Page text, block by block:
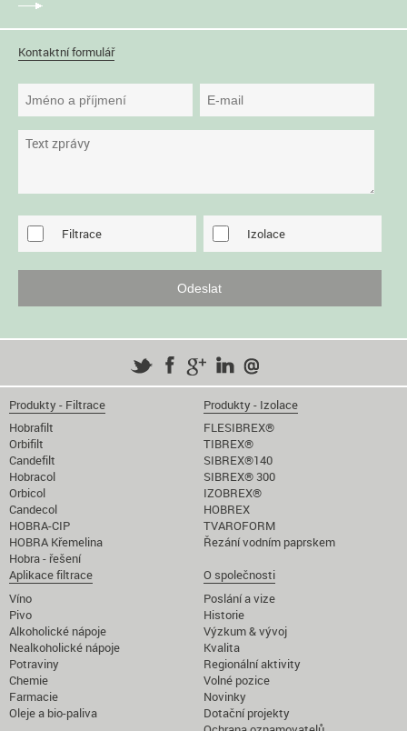
Kontaktní formulář
Filtrace Izolace
Produkty - Filtrace
Hobrafilt
Orbifilt
Candefilt
Hobracol
Orbicol
Candecol
HOBRA-CIP
HOBRA Křemelina
Hobra - řešení
Produkty - Izolace
FLESIBREX®
TIBREX®
SIBREX®140
SIBREX® 300
IZOBREX®
HOBREX
TVAROFORM
Řezání vodním paprskem
Aplikace filtrace
Víno
Pivo
Alkoholické nápoje
Nealkoholické nápoje
Potraviny
Chemie
Farmacie
Oleje a bio-paliva
O společnosti
Poslání a vize
Historie
Výzkum & vývoj
Kvalita
Regionální aktivity
Volné pozice
Novinky
Dotační projekty